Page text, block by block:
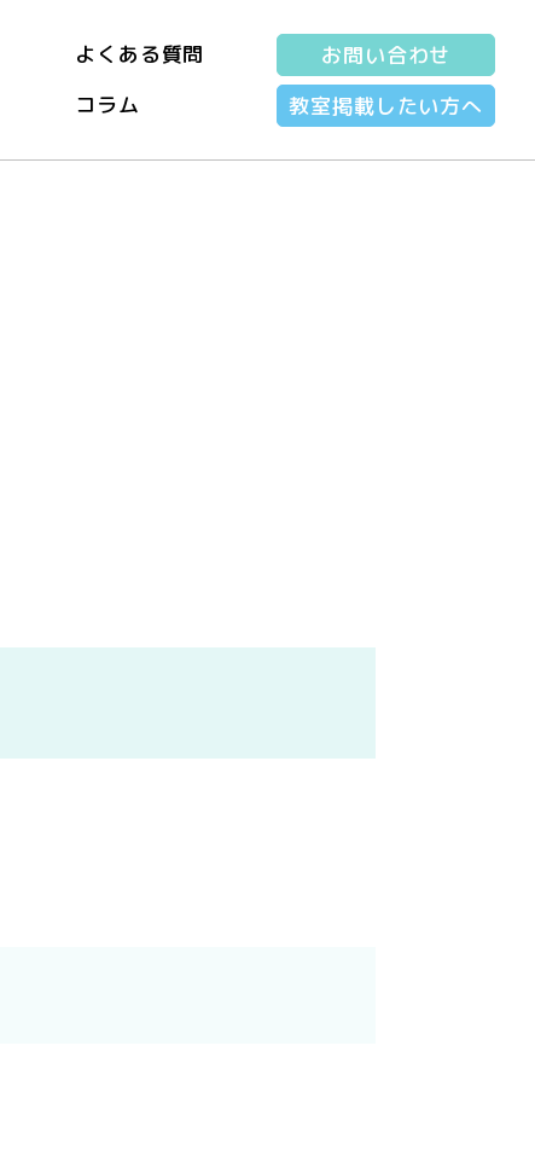
よくある質問
コラム
お問い合わせ
教室掲載したい方へ